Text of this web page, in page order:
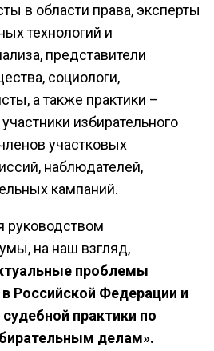
в области права, эксперты
технологий и
представители
социологи,
а также практики –
избирательного
участковых
наблюдателей,
кампаний.
руководством
на наш взгляд,
проблемы
Российской Федерации и
практики по
делам».